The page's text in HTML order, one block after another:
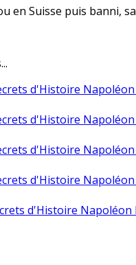
en Suisse puis banni,
d'Histoire
d'Histoire
d'Histoire
d'Histoire
d'Histoire